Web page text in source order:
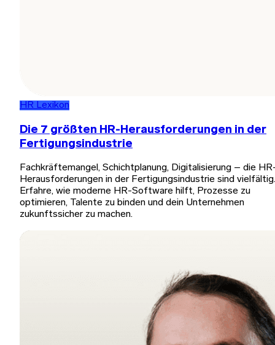
HR Lexikon
Die 7 größten HR-Herausforderungen in der
Fertigungsindustrie
Fachkräftemangel, Schichtplanung, Digitalisierung – die
Herausforderungen in der Fertigungsindustrie sind vielfältig.
Erfahre, wie moderne HR-Software hilft, Prozesse zu
optimieren, Talente zu binden und dein Unternehmen
zukunftssicher zu machen.